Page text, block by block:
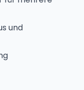
und